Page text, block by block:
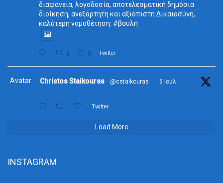
διαφάνεια, λογοδοσία, αποτελεσματική δημόσια
διοίκηση, ανεξάρτητη και αξιόπιστη Δικαιοσύνη,
καλύτερη νομοθέτηση. #βουλή
3 9 Twitter
Avatar Christos Staikouras @cstaikouras · 6 Ιούλ
Twitter
Load More
INSTAGRAM